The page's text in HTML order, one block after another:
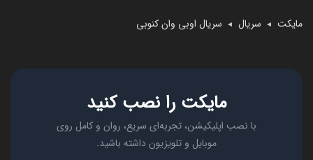
مایکت ◄ سریال ◄ سریال اوبی وان کنوبی
مایکت را نصب کنید
با نصب اپلیکیشن، تجربه‌ای سریع، روان و کامل روی
موبایل و تلویزیون داشته باشید.